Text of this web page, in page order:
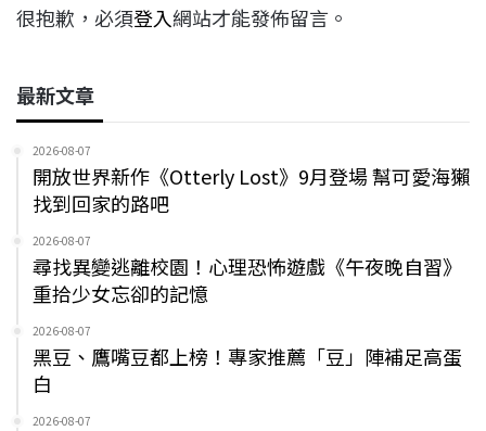
很抱歉，必須登入網站才能發佈留言。
最新文章
2026-08-07
開放世界新作《Otterly Lost》9月登場 幫可愛海獺
找到回家的路吧
2026-08-07
尋找異變逃離校園！心理恐怖遊戲《午夜晚自習》
重拾少女忘卻的記憶
2026-08-07
黑豆、鷹嘴豆都上榜！專家推薦「豆」陣補足高蛋
白
2026-08-07